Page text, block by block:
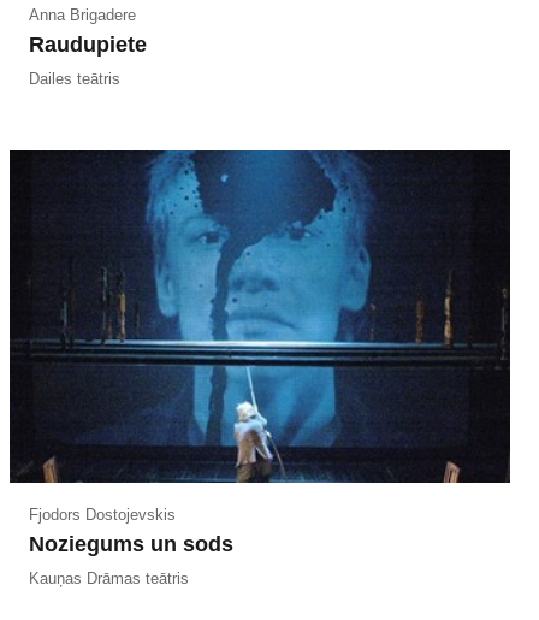
Anna Brigadere
Raudupiete
Dailes teātris
Fjodors Dostojevskis
Noziegums un sods
Kauņas Drāmas teātris